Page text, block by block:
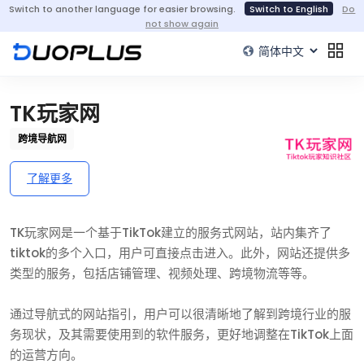
Switch to another language for easier browsing. Switch to English
Do
not show again
TK玩家网
跨境导航网
了解更多
TK玩家网是一个基于TikTok建立的服务式网站，站内集齐了
tiktok的多个入口，用户可直接点击进入。此外，网站还提供多
类型的服务，包括店铺管理、视频处理、跨境物流等等。
通过导航式的网站指引，用户可以很清晰地了解到跨境行业的服
务现状，及其需要使用到的软件服务，更好地调整在TikTok上面
的运营方向。